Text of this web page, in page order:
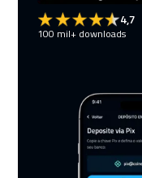
4,7
100 mil+ downloads